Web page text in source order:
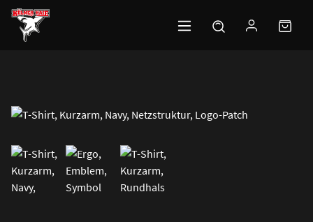
Zum Hauptinhalt springen